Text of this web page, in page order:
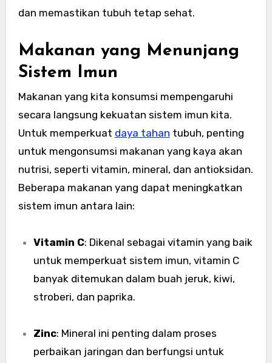
dan memastikan tubuh tetap sehat.
Makanan yang Menunjang
Sistem Imun
Makanan yang kita konsumsi mempengaruhi
secara langsung kekuatan sistem imun kita.
Untuk memperkuat daya tahan tubuh, penting
untuk mengonsumsi makanan yang kaya akan
nutrisi, seperti vitamin, mineral, dan antioksidan.
Beberapa makanan yang dapat meningkatkan
sistem imun antara lain:
Vitamin C: Dikenal sebagai vitamin yang baik
untuk memperkuat sistem imun, vitamin C
banyak ditemukan dalam buah jeruk, kiwi,
stroberi, dan paprika.
Zinc: Mineral ini penting dalam proses
perbaikan jaringan dan berfungsi untuk